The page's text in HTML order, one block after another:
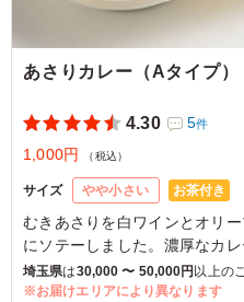
あさりカレー（Aタイプ）
4.30 5件
1,000円 （税込）
サイズ やや小さい お茶付き
むきあさりを白ワインとオリ
にソテーしました。濃厚なカ
しっかり感じていただけます。
埼玉県は30,000 〜 50,000円 以上の
※お届けエリアにより異なります